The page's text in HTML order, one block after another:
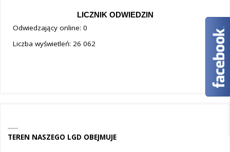
LICZNIK ODWIEDZIN
Odwiedzający online: 0
Liczba wyświetleń: 26 062
TEREN NASZEGO LGD OBEJMUJE